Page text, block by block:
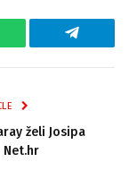
Telegram
želi Josipa
Net.hr